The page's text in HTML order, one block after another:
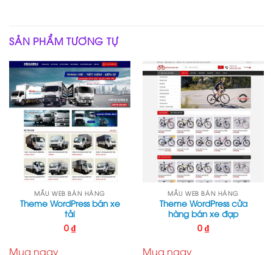
SẢN PHẨM TƯƠNG TỰ
MẪU WEB BÁN HÀNG
Theme WordPress bán xe
tải
0 ₫
Mua ngay
MẪU WEB BÁN HÀNG
Theme WordPress cửa
hàng bán xe đạp
0 ₫
Mua ngay